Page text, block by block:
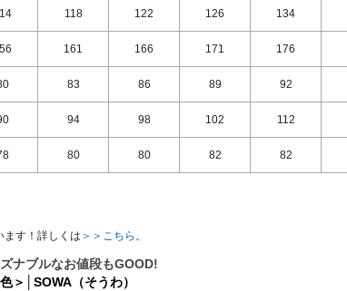
118 122 126 134
161 166 171 176
83 86 89 92
94 98 102 112
80 80 82 82
す！詳しくは ＞＞こちら。
ナブルなお値段もGOOD!
＞│SOWA（そうわ）